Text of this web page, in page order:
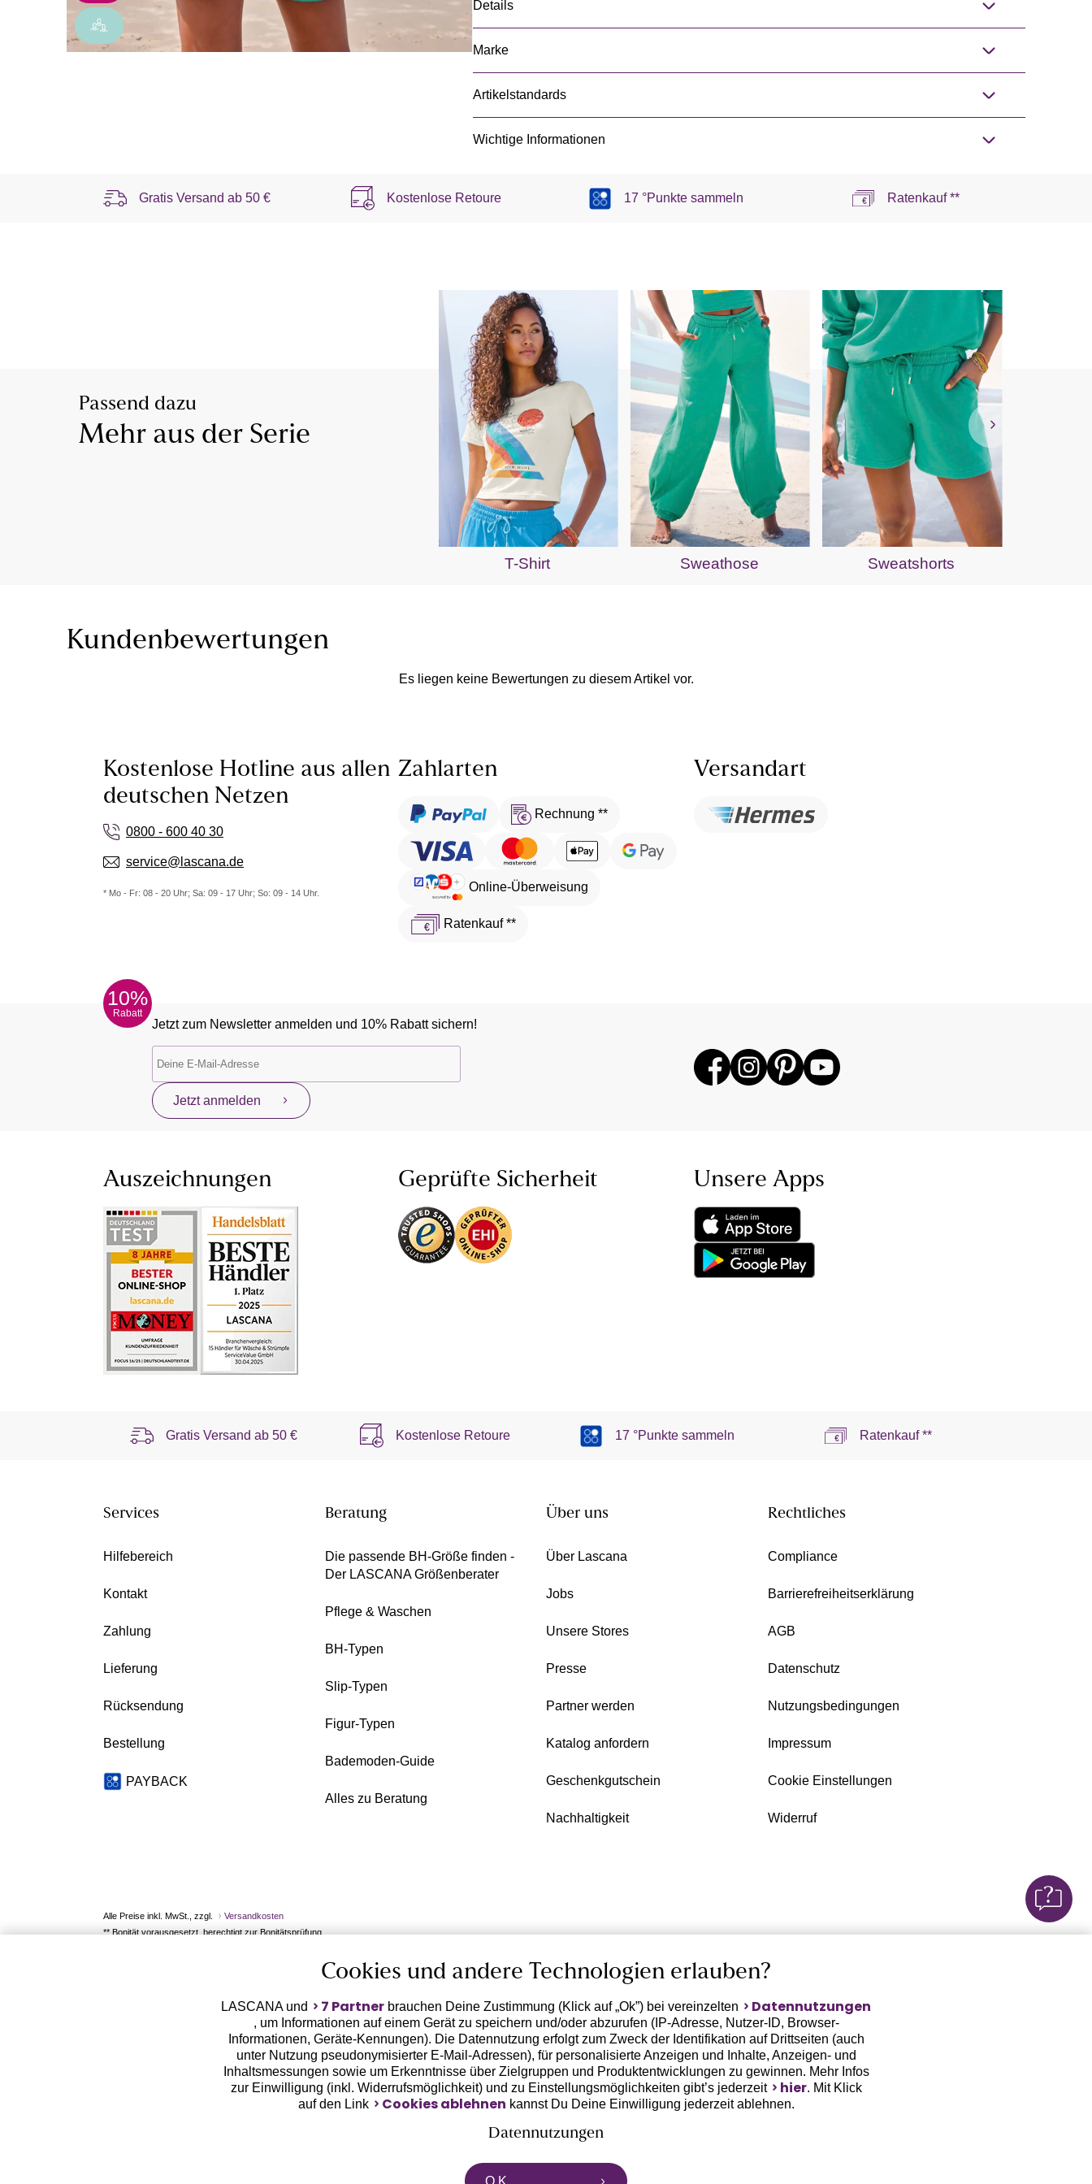
Details
Marke
Artikelstandards
Wichtige Informationen
Gratis Versand ab 50 € Kostenlose Retoure 17 °Punkte sammeln Ratenkauf **
Passend dazu
Mehr aus der Serie
T-Shirt Sweathose Sweatshorts
Kundenbewertungen
Es liegen keine Bewertungen zu diesem Artikel vor.
Kostenlose Hotline aus allen
deutschen Netzen
0800 - 600 40 30
service@lascana.de
* Mo - Fr: 08 - 20 Uhr; Sa: 09 - 17 Uhr; So: 09 - 14 Uhr.
Zahlarten
Rechnung **
Online-Überweisung
Ratenkauf **
Versandart
10%
Rabatt
Jetzt zum Newsletter anmelden und 10% Rabatt sichern!
Jetzt anmelden
Auszeichnungen Geprüfte Sicherheit Unsere Apps
Gratis Versand ab50 € Kostenlose Retoure 17 °Punkte sammeln Ratenkauf **
Services
Hilfebereich
Kontakt
Zahlung
Lieferung
Rücksendung
Bestellung
PAYBACK
Beratung
Die passende BH-Größe finden -
Der LASCANA Größenberater
Pflege & Waschen
BH-Typen
Slip-Typen
Figur-Typen
Bademoden-Guide
Alles zu Beratung
Über uns
Über Lascana
Jobs
Unsere Stores
Presse
Partner werden
Katalog anfordern
Geschenkgutschein
Nachhaltigkeit
Rechtliches
Compliance
Barrierefreiheitserklärung
AGB
Datenschutz
Nutzungsbedingungen
Impressum
Cookie Einstellungen
Widerruf
Alle Preise inkl. MwSt., zzgl.
Versandkosten
** Bonität vorausgesetzt, berechtigt zur Bonitätsprüfung
Cookies und andere Technologien erlauben?
LASCANA und 7 Partner brauchen Deine Zustimmung (Klick auf „Ok”) bei vereinzelten Datennutzungen
, um Informationen auf einem Gerät zu speichern und/oder abzurufen (IP-Adresse, Nutzer-ID, Browser-
Informationen, Geräte-Kennungen). Die Datennutzung erfolgt zum Zweck der Identifikation auf Drittseiten (auch
unter Nutzung pseudonymisierter E-Mail-Adressen), für personalisierte Anzeigen und Inhalte, Anzeigen- und
Inhaltsmessungen sowie um Erkenntnisse über Zielgruppen und Produktentwicklungen zu gewinnen. Mehr Infos
zur Einwilligung (inkl. Widerrufsmöglichkeit) und zu Einstellungsmöglichkeiten gibt’s jederzeit
hier. Mit Klick
auf den Link
Cookies ablehnen kannst Du Deine Einwilligung jederzeit ablehnen.
Datennutzungen
LASCANA arbeitet mit Partnern zusammen, die von deinem Endgerät abgerufene Daten (Trackingdaten) oder die